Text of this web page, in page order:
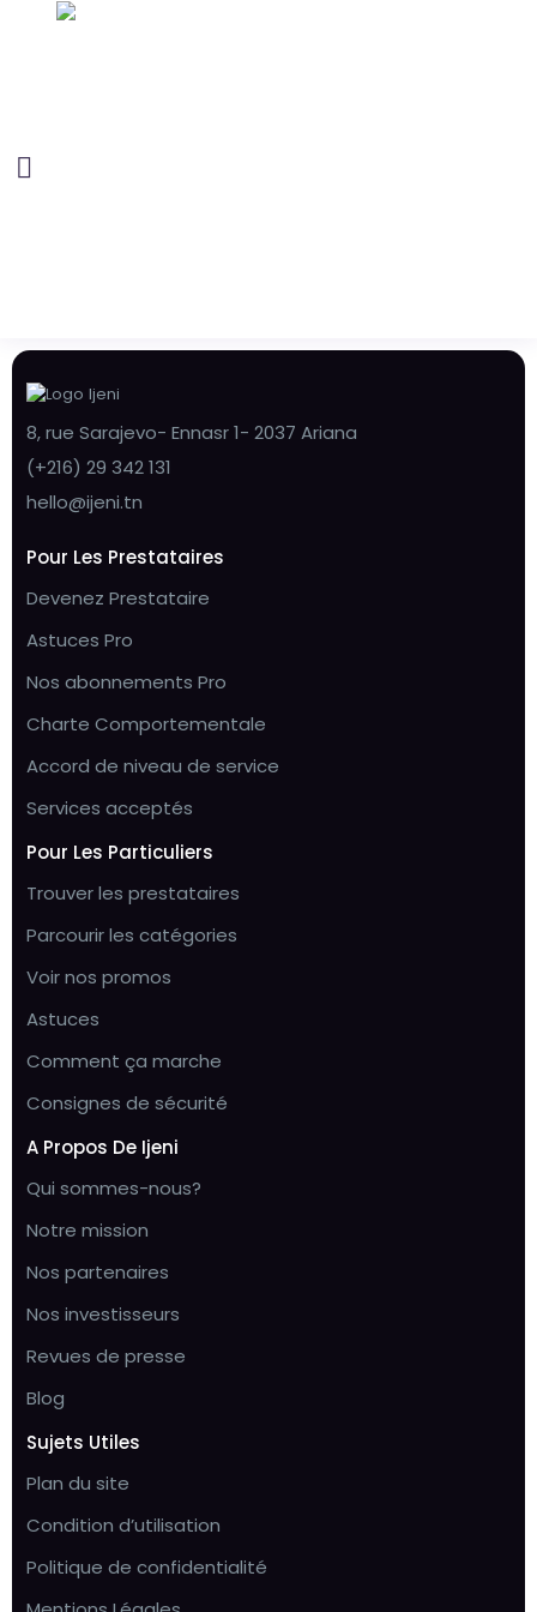
8, rue Sarajevo- Ennasr 1- 2037 Ariana
(+216) 29 342 131
hello@ijeni.tn
Pour Les Prestataires
Devenez Prestataire
Astuces Pro
Nos abonnements Pro
Charte Comportementale
Accord de niveau de service
Services acceptés
Pour Les Particuliers
Trouver les prestataires
Parcourir les catégories
Voir nos promos
Astuces
Comment ça marche
Consignes de sécurité
A Propos De Ijeni
Qui sommes-nous?
Notre mission
Nos partenaires
Nos investisseurs
Revues de presse
Blog
Sujets Utiles
Plan du site
Condition d’utilisation
Politique de confidentialité